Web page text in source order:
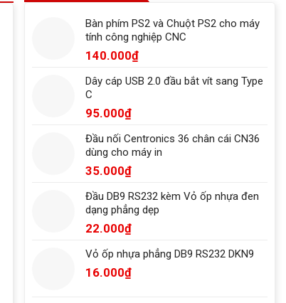
Bàn phím PS2 và Chuột PS2 cho máy
tính công nghiệp CNC
140.000₫
Dây cáp USB 2.0 đầu bắt vít sang Type
C
95.000₫
Đầu nối Centronics 36 chân cái CN36
dùng cho máy in
35.000₫
Đầu DB9 RS232 kèm Vỏ ốp nhựa đen
dạng phẳng dẹp
22.000₫
Vỏ ốp nhựa phẳng DB9 RS232 DKN9
16.000₫